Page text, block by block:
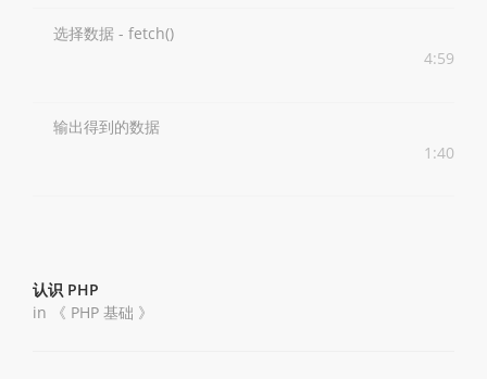
选择数据 - fetch()
4:59
输出得到的数据
1:40
认识 PHP
in 《 PHP 基础 》